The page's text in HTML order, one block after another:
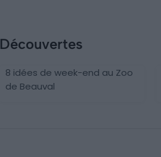
Découvertes
8 idées de week-end au Zoo
de Beauval